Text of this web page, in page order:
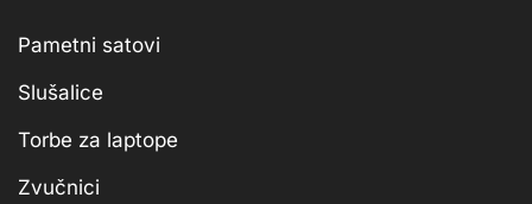
Pametni satovi
Slušalice
Torbe za laptope
Zvučnici